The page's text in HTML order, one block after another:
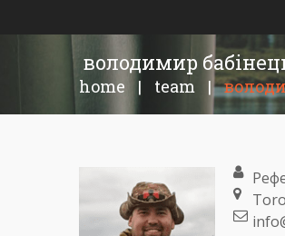
володимир
home | team |